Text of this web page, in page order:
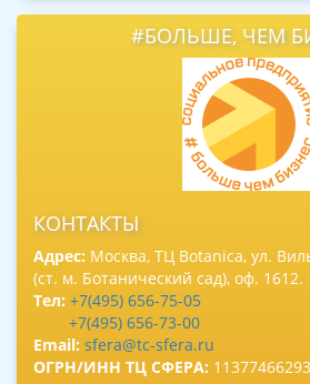
#БОЛЬШЕ, ЧЕМ
КОНТАКТЫ
Адрес: Москва, ТЦ Botanica, ул.
(ст. м. Ботанический сад), оф. 1612.
Тел: +7(495) 656-75-05
+7(495) 656-73-00
Email: sfera@tc-sfera.ru
ОГРН/ИНН ТЦ СФЕРА: